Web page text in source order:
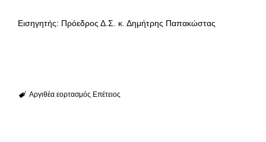
Εισηγητής: Πρόεδρος Δ.Σ. κ. Δημήτρης Παπακώστας
Αργιθέα εορτασμός Επέτειος